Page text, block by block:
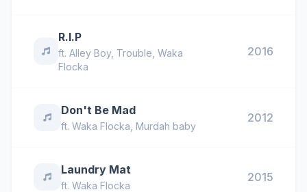
R.I.P
ft.Alley Boy, Trouble ,Waka
Flocka
2016
Don't Be Mad
ft. Waka Flocka Murdah baby
2012
Laundry Mat
ft. Waka Flocka
2015